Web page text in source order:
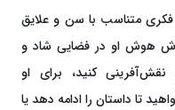
فکری متناسب با سن و علایق
هوش او در فضایی شاد و
نقش‌آفرینی کنید، برای او
تا داستان را ادامه دهد یا